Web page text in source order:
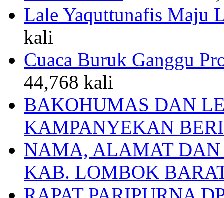
Balon Udara- dibaca
Lale Yaquttunafis Maju
kali
Cuaca Buruk Ganggu
44,768 kali
BAKOHUMAS DAN
KAMPANYEKAN
NAMA, ALAMAT DAN